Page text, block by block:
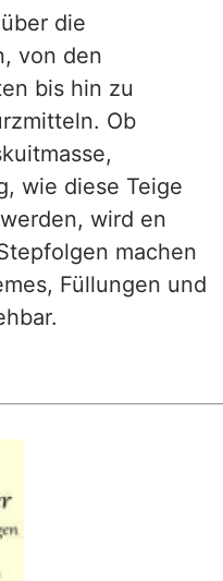
die
von den
bis hin zu
Ob
wie diese Teige
wird en
machen
Füllungen und